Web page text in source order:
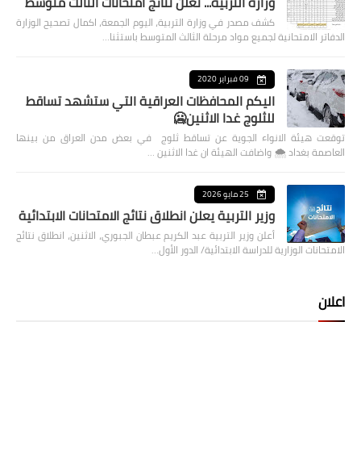
كشف مصدر في وزارة التربية، اليوم الجمعة، اكمال تصحيح الوزارة
الدفاتر الامتحانية لجميع مواد مرحلة الثالث المتوسط باستثنا…
09 فبراير 2020
اليكم المحافظات العراقية التي ستشهد تساقط
للثلوج غدا الاثنين🥶
توقعت هيئة الانواء الجوية عن تساقط ثلوج في بعض مدن العراق من بينها
العاصمة بغداد ⁦🌨️⁩ واضافت الهيئة ان غدا الاثنين …
25 مايو 2026
وزير التربية يعلن انطلاق نتائج الامتحانات الابتدائية
أعلن وزير التربية عبد الكريم عبطان الجبوري، الاثنين، انطلاق نتائج
الامتحانات الوزارية للدراسة الابتدائية/ الدور الأول…
اعلان